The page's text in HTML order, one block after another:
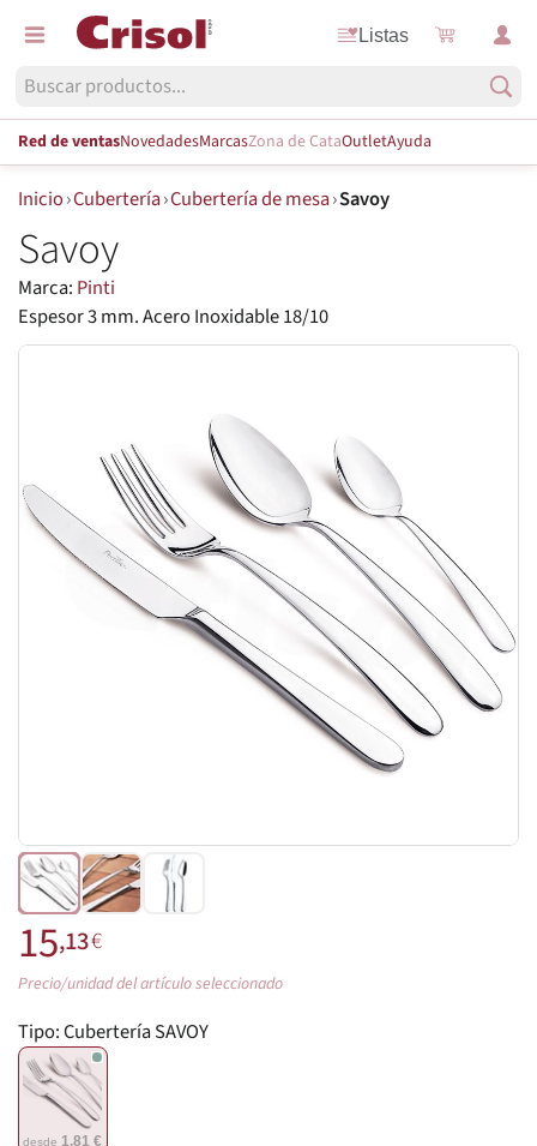
Listas
Red de ventasNovedadesMarcasZona de CataOutletAyuda
Inicio›Cubertería›Cubertería de mesa›Savoy
Savoy
Marca: Pinti
Espesor 3 mm. Acero Inoxidable 18/10
15,13€
Precio/unidad del artículo seleccionado
Tipo:Cubertería SAVOY
desde 1,81 €